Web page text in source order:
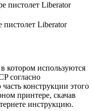
Liberator
котором используются
согласно
конструкции этого
принтере, скачав
инструкцию.